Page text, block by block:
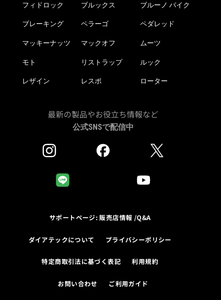
フィドロック ブルックス ブルーノ バイク
ブレーキング ペラーゴ ペダレッド
マッキーナッツ マックオフ ムーツ
モト リストラップ ルック
レザイン レスポ ローター
最新の製品やお役立ち情報など
公式SNSで配信中
サポートページ: 販売店情報 /Q&A
ダイアテックについて プライバシーポリシー
特定商取引法に基づく表記 利用規約
お問い合わせ ご利用ガイド